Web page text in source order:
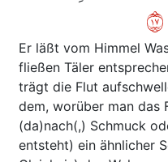
٧١
Er läßt vom Himmel
fließen Täler
trägt die Flut
dem, worüber man das
(da)nach(,) Schmuck
entsteht) ein ähnlicher